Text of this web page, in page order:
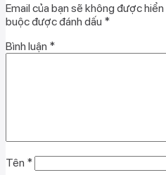
Email của bạn sẽ không được hiển
buộc được đánh dấu *
Bình luận *
Tên *